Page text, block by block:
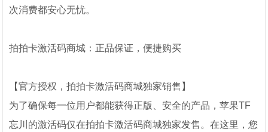
次消费都安心无忧。
拍拍卡激活码商城：正品保证，便捷购买
【官方授权，拍拍卡激活码商城独家销售】
为了确保每一位用户都能获得正版、安全的产品，苹果TF
忘川的激活码仅在拍拍卡激活码商城独家发售。在这里，您